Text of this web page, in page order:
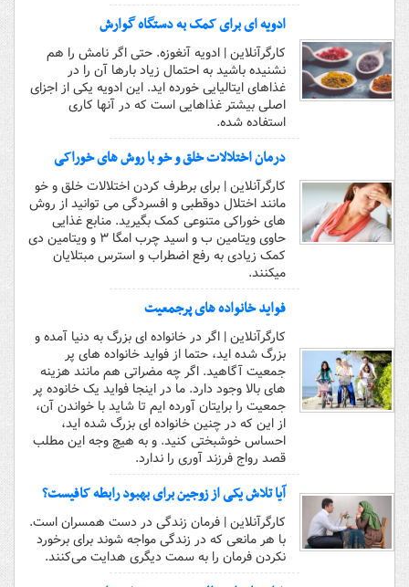
ادویه ای برای کمک به دستگاه گوارش
کارگرآنلاین | ادویه آنغوزه. حتی اگر نامش را هم
نشنیده باشید به احتمال زیاد بارها آن را در
غذاهای ایتالیایی خورده اید. این ادویه یکی از اجزای
اصلی بیشتر غذاهایی است که در آنها کاری
استفاده شده.
درمان اختلالات خلق و خو با روش های خوراکی
کارگرآنلاین | برای برطرف کردن اختلالات خلق و خو
مانند اختلال دوقطبی و افسردگی می توانید از روش
های خوراکی متنوعی کمک بگیرید. منابع غذایی
حاوی ویتامین ب و اسید چرب امگا ۳ و ویتامین دی
کمک زیادی به رفع اضطراب و استرس مبتلایان
میکنند.
فواید خانواده های پرجمعیت
کارگرآنلاین | اگر در خانواده ای بزرگ به دنیا آمده‌ و
بزرگ شده اید، حتما از فواید خانواده های پر
جمعیت آگاهید. اگر چه مضراتی هم مانند هزینه
های بالا وجود دارد. ما در اینجا فواید یک خانوده پر
جمعیت را برایتان آورده ایم تا شاید با خواندن آن،
از این که در چنین خانواده ای بزرگ شده اید،
احساس خوشبختی کنید. و به هیچ وجه این مطلب
قصد رواج فرزند آوری را ندارد.
آیا تلاش یکی از زوجین برای بهبود رابطه کافیست؟
کارگرآنلاین | فرمان زندگی در دست همسران است.
با هر مانعی که در زندگی مواجه شوند برای برخورد
نکردن فرمان را به سمت دیگری هدایت می‌کنند.